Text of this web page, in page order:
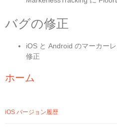
バグの修正
iOS と Android のマーカー
修正
ホーム
iOS バージョン履歴